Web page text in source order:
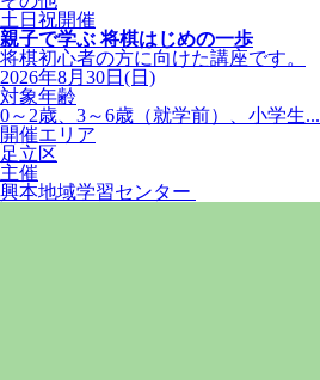
土日祝開催
親子で学ぶ 将棋はじめの一歩
将棋初心者の方に向けた講座です。
2026年8月30日(日)
対象年齢
0～2歳、3～6歳（就学前）、小学生...
開催エリア
足立区
主催
興本地域学習センター